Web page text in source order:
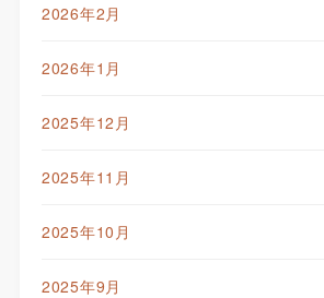
2026年2月
2026年1月
2025年12月
2025年11月
2025年10月
2025年9月